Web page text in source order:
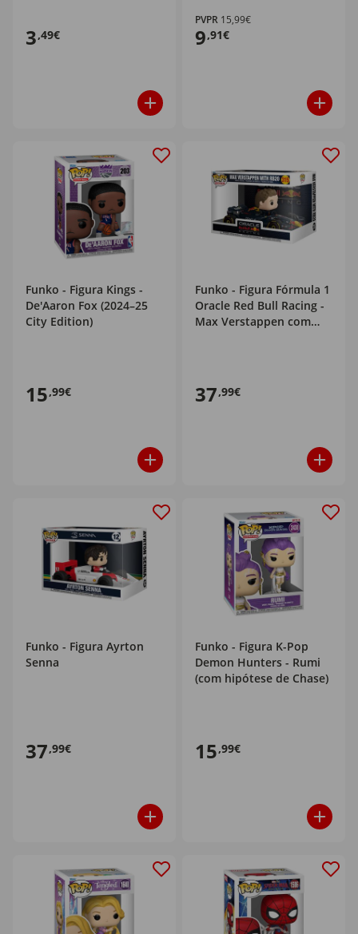
3,49€
PVPR 15,99€
9,91€
Funko - Figura Kings -
De'Aaron Fox (2024–25
City Edition)
15,99€
Funko - Figura Fórmula 1
Oracle Red Bull Racing -
Max Verstappen com
37,99€
Funko - Figura Ayrton
Senna
37,99€
Funko - Figura K-Pop
Demon Hunters - Rumi
(com hipótese de Chase)
15,99€